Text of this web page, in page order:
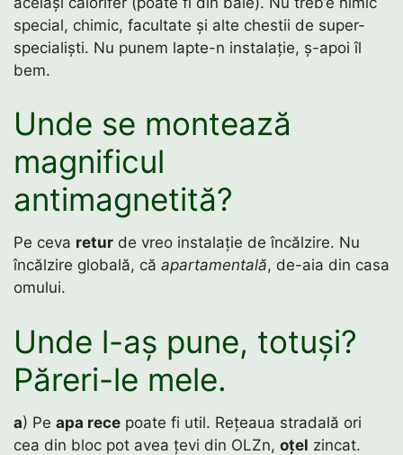
special, chimic, facultate și alte chestii de super-
specialiști. Nu punem lapte-n instalație, ș-apoi îl
bem.
Unde se montează
magnificul
antimagnetită?
Pe ceva retur de vreo instalație de încălzire. Nu
încălzire globală, că apartamentală, de-aia din casa
omului.
Unde l-aș pune, totuși?
Păreri-le mele.
a) Pe apa rece poate fi util. Rețeaua stradală ori
cea din bloc pot avea țevi din OLZn, oțel zincat.